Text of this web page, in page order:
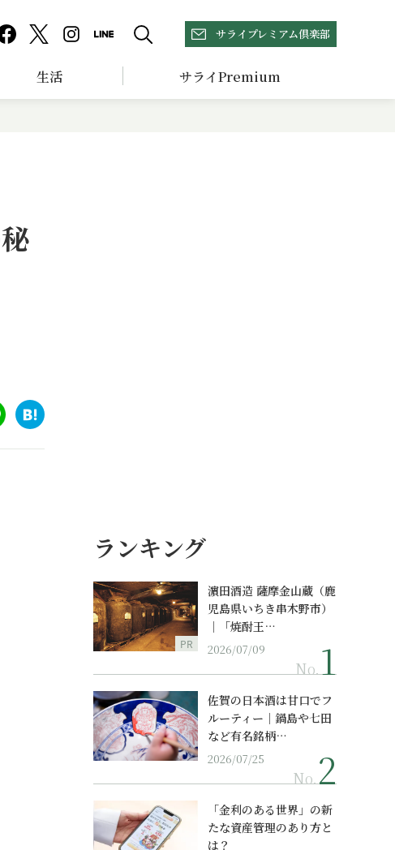
サライプレミアム倶楽部
生活 サライPremium
ランキング
PR
濵田酒造 薩摩金山蔵（鹿
児島県いちき串木野市）
｜「焼酎王…
2026/07/09
No.
佐賀の日本酒は甘口でフ
ルーティー｜鍋島や七田
など有名銘柄…
2026/07/25
No.
「金利のある世界」の新
たな資産管理のあり方と
は？